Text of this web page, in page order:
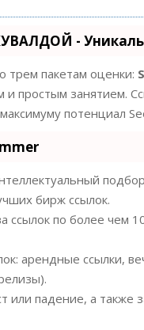
-
трем пакетам оценки:
простым занятием.
потенциал
бирж ссылок.
ссылок по более чем
арендные ссылки,
или падение, а также